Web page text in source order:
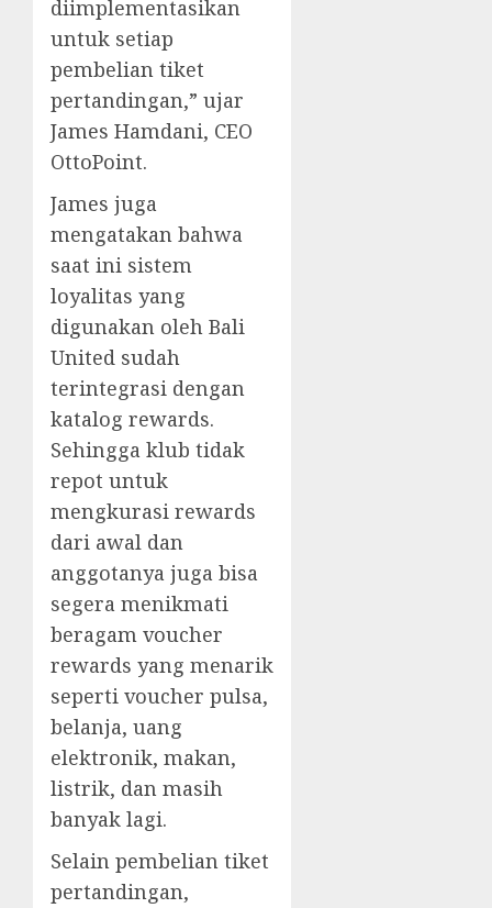
diimplementasikan
untuk setiap
pembelian tiket
pertandingan,” ujar
James Hamdani, CEO
OttoPoint.
James juga
mengatakan bahwa
saat ini sistem
loyalitas yang
digunakan oleh Bali
United sudah
terintegrasi dengan
katalog rewards.
Sehingga klub tidak
repot untuk
mengkurasi rewards
dari awal dan
anggotanya juga bisa
segera menikmati
beragam voucher
rewards yang menarik
seperti voucher pulsa,
belanja, uang
elektronik, makan,
listrik, dan masih
banyak lagi.
Selain pembelian tiket
pertandingan,